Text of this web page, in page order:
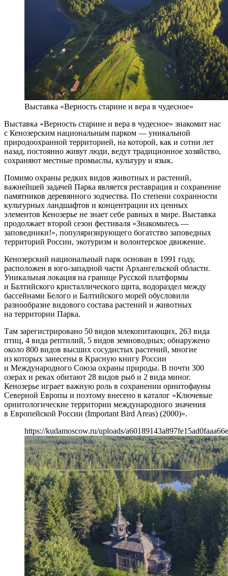
Выставка «Верность старине и вера в чудесное»
Выставка «Верность старине и вера в чудесное» знакомит нас
с Кенозерским национальным парком — уникальной
природоохранной территорией, на которой, как и сотни лет
назад, постоянно живут люди, ведут традиционное хозяйство,
сохраняют местные промыслы, культуру и язык.
Помимо охраны редких видов животных и растений,
важнейшей задачей Парка является реставрация и сохранение
памятников деревянного зодчества. По степени сохранности
культурных ландшафтов и концентрации их ценных
элементов Кенозерье не знает себе равных в мире. Выставка
продолжает второй сезон фестиваля «Знакомьтесь —
заповедники!», популяризирующего богатство заповедных
территорий России, экотуризм и волонтерское движение.
Кенозерский национальный парк основан в 1991 году,
расположен в юго-западной части Архангельской области.
Уникальная локация на границе Русской платформы
и Балтийского кристаллического щита, водораздел между
бассейнами Белого и Балтийского морей обусловили
разнообразие видового состава растений и животных
на территории Парка.
Там зарегистрировано 50 видов млекопитающих, 263 вида
птиц, 4 вида рептилий, 5 видов земноводных; обнаружено
около 800 видов высших сосудистых растений, многие
из которых занесены в Красную книгу России
и Международного Союза охраны природы. В почти 300
озерах и реках обитают 28 видов рыб и 2 вида миног.
Кенозерье играет важную роль в сохранении орнитофауны
Северной Европы и поэтому внесено в каталог «Ключевые
орнитологические территории международного значения
в Европейской России (Important Bird Areas) (2000)».
https://kudamoscow.ru/uploads/